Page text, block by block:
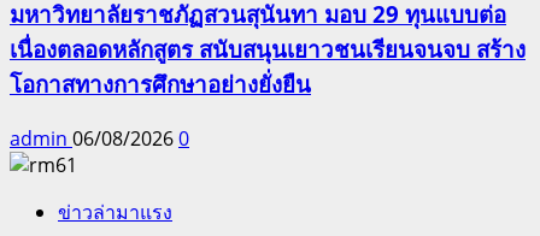
มหาวิทยาลัยราชภัฏสวนสุนันทา มอบ 29 ทุนแบบต่อ
เนื่องตลอดหลักสูตร สนับสนุนเยาวชนเรียนจนจบ สร้าง
โอกาสทางการศึกษาอย่างยั่งยืน
admin 06/08/20260
ข่าวล่ามาแรง